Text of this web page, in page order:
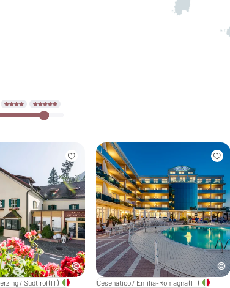
/ Südtirol (IT) Cesenatico / Emilia-Romagna(IT)